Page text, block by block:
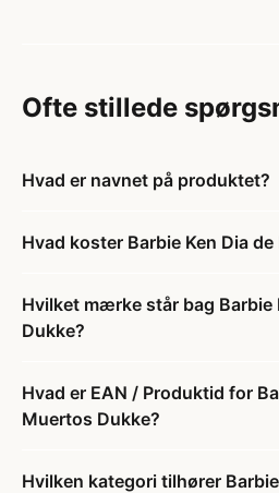
Ofte stillede
Hvad er navnet på produktet?
Hvad koster Barbie Ken Dia
Hvilket mærke står bag Barbie
Dukke?
Hvad er EAN / Produktid for
Muertos Dukke?
Hvilken kategori tilhører